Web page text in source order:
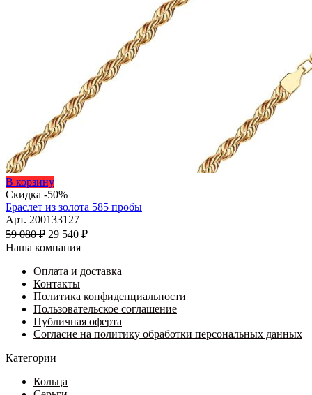
В корзинуЭтот
товар
имеет
несколько
вариаций.
Опции
выбрать
на
странице
товара.
Скидка -50%
Браслет из золота 585 пробы
Арт. 200133127
59 080₽ Первоначальная
цена
59
080 ₽.
29 540 ₽Текущая
540 ₽.
Наша компания
Оплата и доставка
Контакты
Политика конфиденциальности
Пользовательское соглашение
Публичная оферта
Согласие на политику обработки персональных данных
Категории
Кольца